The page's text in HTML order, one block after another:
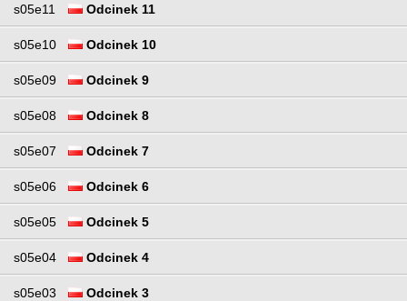
s05e11 Odcinek 11
s05e10 Odcinek 10
s05e09 Odcinek 9
s05e08 Odcinek 8
s05e07 Odcinek 7
s05e06 Odcinek 6
s05e05 Odcinek 5
s05e04 Odcinek 4
s05e03 Odcinek 3